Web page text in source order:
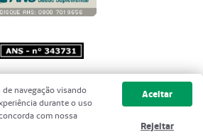
2001 - 2026 Unimed do
Todos os direitos reservados
navegação visando
durante o uso
com nossa
Aceitar
Rejeitar